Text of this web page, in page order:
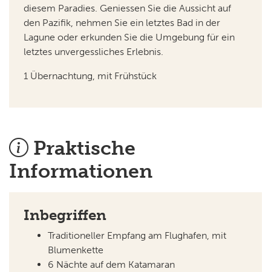
diesem Paradies. Geniessen Sie die Aussicht auf
den Pazifik, nehmen Sie ein letztes Bad in der
Lagune oder erkunden Sie die Umgebung für ein
letztes unvergessliches Erlebnis.
1 Übernachtung, mit Frühstück
Praktische
Informationen
Inbegriffen
Traditioneller Empfang am Flughafen, mit
Blumenkette
6 Nächte auf dem Katamaran